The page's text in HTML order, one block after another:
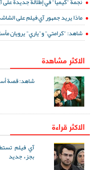
ماذا يريد جمهور آي فيلم على
شاهد: "كرامتي" و"ياري" يرويان
الاكثر مشاهدة
شاهد: قصة
الاكثر قراءة
آي فيلم
بجزء جديد